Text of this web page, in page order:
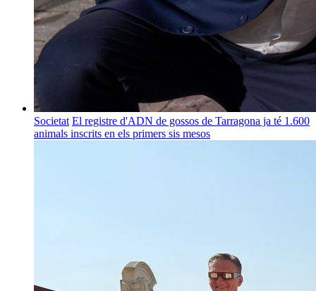
Societat El registre d'ADN de gossos de Tarragona ja té 1.600
animals inscrits en els primers sis mesos